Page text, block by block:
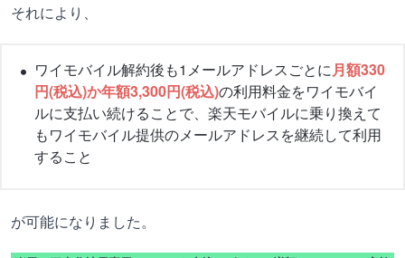
それにより、
ワイモバイル解約後も1メールアドレスごとに月額330
円(税込)か年額3,300円(税込)の利用料金をワイモバイ
ルに支払い続けることで、楽天モバイルに乗り換えて
もワイモバイル提供のメールアドレスを継続して利用
すること
が可能になりました。